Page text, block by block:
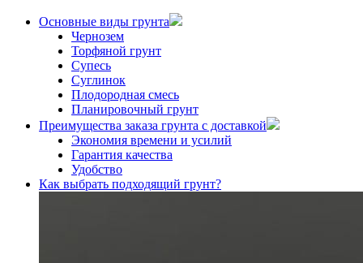
Основные виды грунта
Чернозем
Торфяной грунт
Супесь
Суглинок
Плодородная смесь
Планировочный грунт
Преимущества заказа грунта с доставкой
Экономия времени и усилий
Гарантия качества
Удобство
Как выбрать подходящий грунт?